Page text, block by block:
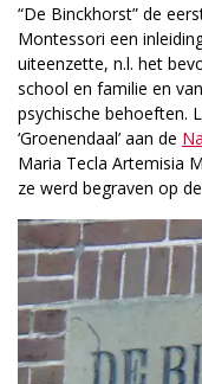
“De Binckhorst” de
Montessori een
uiteenzette, n.l. het
school en familie en
psychische behoeften.
‘Groenendaal’ aan de
Maria Tecla Artemisia
ze werd begraven op